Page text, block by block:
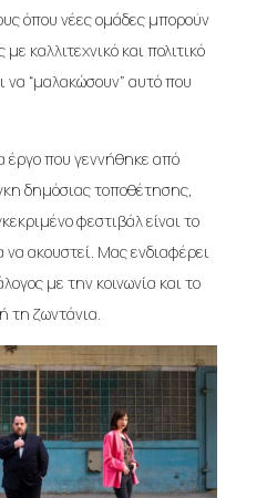
όπου νέες ομάδες μπορούν
καλλιτεχνικό και πολιτικό
να “μαλακώσουν” αυτό που
έργο που γεννήθηκε από
δημόσιας τοποθέτησης,
φεστιβάλ είναι το
να ακουστεί. Μας ενδιαφέρει
με την κοινωνία και το
τη ζωντάνια.